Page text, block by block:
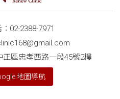
02-2388-7971
區忠孝西路一段45號2樓
地圖導航